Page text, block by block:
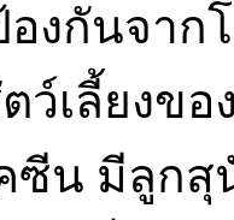
งกันจาก
ว์เลี้ยงข
ซีน มีลูกสุ